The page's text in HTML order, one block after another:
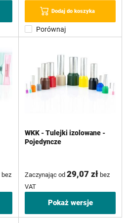
Dodaj do koszyka
Porównaj
bez
WKK - Tulejki izolowane -
Pojedyncze
Zaczynając od 29,07 zł bez
VAT
Pokaż wersje